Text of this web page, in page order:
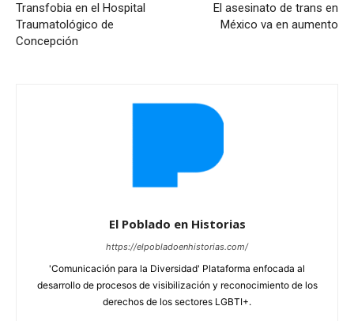
Transfobia en el Hospital
Traumatológico de
Concepción
El asesinato de trans en
México va en aumento
El Poblado en Historias
https://elpobladoenhistorias.com/
'Comunicación para la Diversidad' Plataforma enfocada al
desarrollo de procesos de visibilización y reconocimiento de los
derechos de los sectores LGBTI+.